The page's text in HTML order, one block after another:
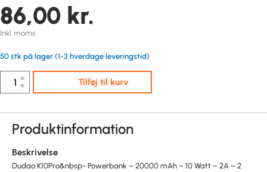
86,00 kr.
Inkl. moms
50 stk på lager (1-3 hverdage leveringstid)
▲
▼
Tilføj til kurv
Produktinformation
Beskrivelse
Dudao K10Pro&nbsp- Powerbank – 20000 mAh – 10 Watt – 2A – 2